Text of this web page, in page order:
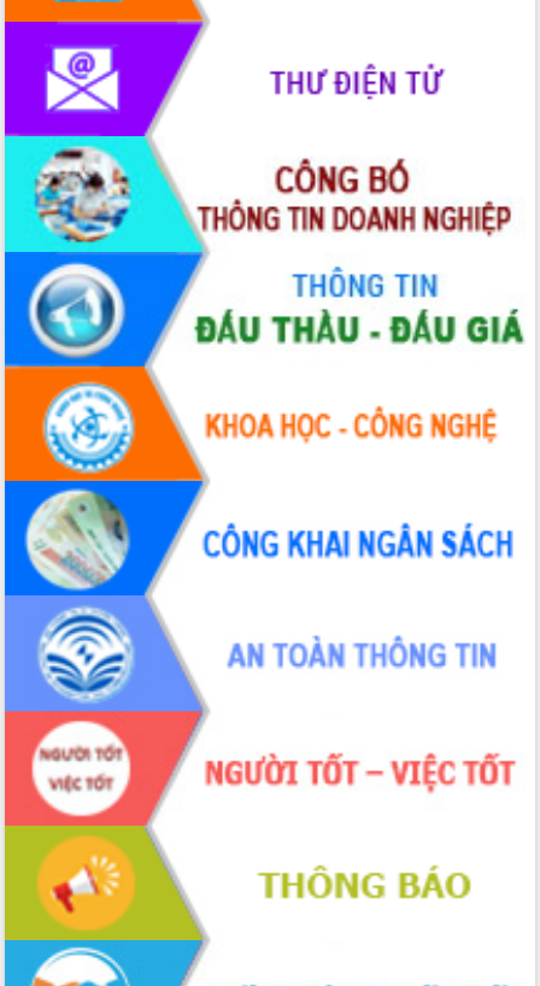
nhất, Quốc hội khóa XVI
Quyết liệt cải cách hành chính, khơi
thông nguồn lực phát triển
Nâng cao hiệu lực, hiệu quả HĐND
tỉnh thông qua hiện đại hóa hành chính
Xã Ea Phê gắn cải cách hành chính với
chuyển đổi số
Phó Chủ tịch Thường trực UBND tỉnh
Hồ Thị Nguyên Thảo làm việc tại Trung
tâm Phục vụ hành chính công xã Ea
Phê
Xây dựng nền hành chính số đồng
hành cùng nông dân dân, doanh nghiệp
Giai đoạn 2026-2030, Đắk Lắk phấn
đấu có 77% xã đạt chuẩn nông thôn
mới
Chuyển đổi số 'mở đường' cho nông
nghiệp Đắk Lắk tăng trưởng bứt phá
Triển khai đồng bộ đo đạc, lập hồ sơ
địa chính, hoàn thiện cơ sở dữ liệu đất
đai
Ứng dụng sinh trắc học - Bước tiến
trong hành trình chuyển đổi số tại Đắk
Lắk
Đắk Lắk nâng cao hiệu quả công tác
Đảng từ Sổ tay đảng viên điện tử
Đắk Lắk đẩy mạnh nuôi biển công
nghệ, hướng tới phát triển thủy sản
bền vững
Tập huấn nâng cao năng lực triển khai
chuyển đổi số cho cán bộ, công chức
cấp xã
Đắk Lắk phát động hưởng ứng Ngày
Quyền của người tiêu dùng Việt Nam
2026
Đẩy mạnh cải cách hành chính, quyết
tâm đạt được mục tiêu tăng trưởng